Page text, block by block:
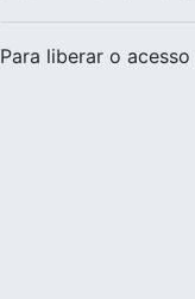
Para liberar o acesso